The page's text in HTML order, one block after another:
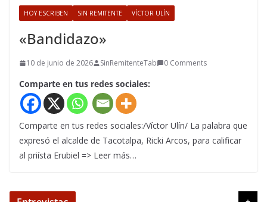
HOY ESCRIBEN SIN REMITENTE VÍCTOR ULÍN
«Bandidazo»
10 de junio de 2026 SinRemitenteTab 0 Comments
Comparte en tus redes sociales:
Comparte en tus redes sociales:/Víctor Ulín/ La palabra que
expresó el alcalde de Tacotalpa, Ricki Arcos, para calificar
al priísta Erubiel => Leer más…